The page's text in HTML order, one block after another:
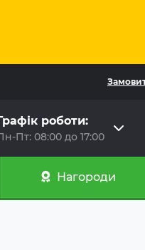
роботи:
Пт: 08:00 до 17:00
Нагороди